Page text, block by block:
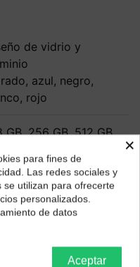
de vidrio y
azul, negro,
rojo
GB, 256 GB, 512 GB
x 71,5 x 7,8 mm
gramos
Retina XDR OLED
FullHD+
tu pedido?
los precios e
tu región.
×
para fines de
Las redes sociales y
se utilizan para ofrecerte
personalizados.
de datos
Aceptar